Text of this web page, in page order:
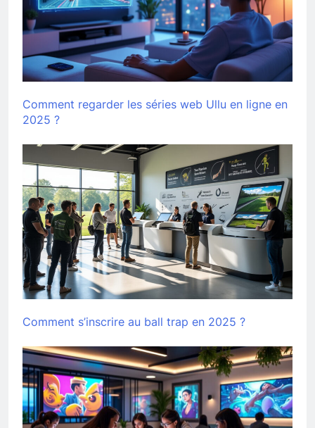
Comment regarder les séries web Ullu en ligne en
2025 ?
Comment s’inscrire au ball trap en 2025 ?